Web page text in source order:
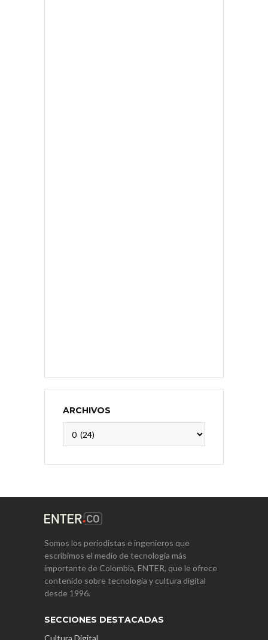
ARCHIVOS
Somos los periodistas e ingenieros que
escribimos el medio de tecnología más
importante de Colombia, ENTER, que le ofrece
contenido sobre tecnología y cultura digital
desde 1996.
SECCIONES DESTACADAS